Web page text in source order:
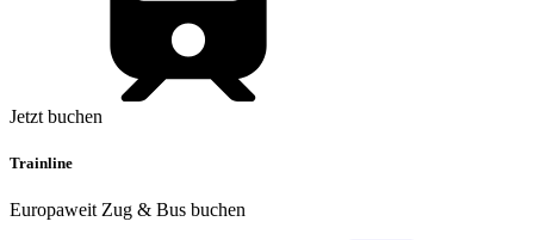
Jetzt buchen
Trainline
Europaweit Zug & Bus buchen